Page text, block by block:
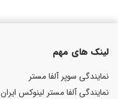
لینک های مهم
نمایندگی سوپر آلفا مستر
نمایندگی آلفا مستر لینوکس ایران